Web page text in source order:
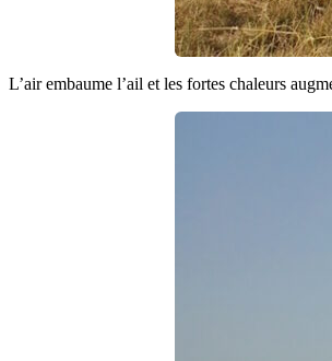
L’air embaume l’ail et les fortes chaleurs